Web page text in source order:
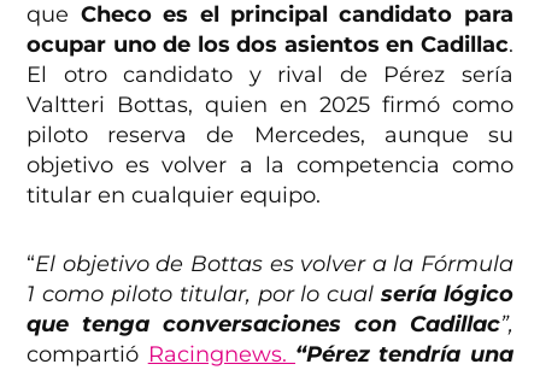
que Checo es el principal candidato para
ocupar uno de los dos asientos en Cadillac.
El otro candidato y rival de Pérez sería
Valtteri Bottas, quien en 2025 firmó como
piloto reserva de Mercedes, aunque su
objetivo es volver a la competencia como
titular en cualquier equipo.
“El objetivo de Bottas es volver a la Fórmula
1 como piloto titular, por lo cual sería lógico
que tenga conversaciones con Cadillac”,
compartió Racingnews. “Pérez tendría una